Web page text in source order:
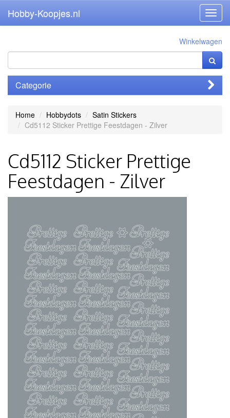
Hobby-Koopjes.nl
Winkelwagen
Categorie
Home Hobbydots
Satin Stickers
Cd5112 Sticker Prettige Feestdagen - Zilver
Cd5112 Sticker Prettige
Feestdagen - Zilver